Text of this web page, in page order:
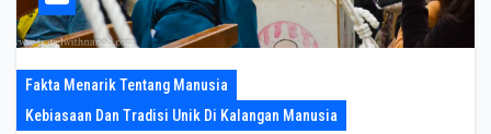
Fakta Menarik Tentang Manusia
Kebiasaan Dan Tradisi Unik Di Kalangan Manusia